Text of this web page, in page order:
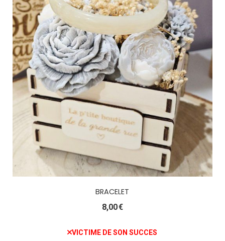
BRACELET
8,00€
VICTIME DE SON SUCCES